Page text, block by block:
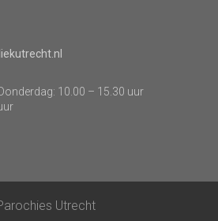
10.00 – 15.30 uur
Utrecht